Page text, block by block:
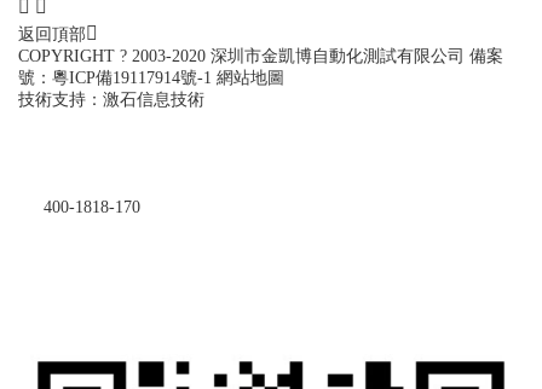
返回頂部
COPYRIGHT ? 2003-2020 深圳市金凱博自動化測試有限公司 備案
號： 粵ICP備19117914號-1 網站地圖
技術支持： 激石信息技術
400-1818-170